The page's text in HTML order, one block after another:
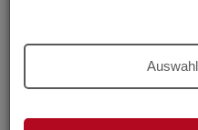
Zah­len­wer­te i. d. R. auf
die Fil­ter­mög­lich­kei­ten und